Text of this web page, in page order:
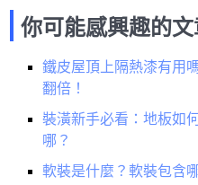
你可能感興趣的文
鐵皮屋頂上隔熱漆有用
翻倍！
裝潢新手必看：地板如
哪？
軟裝是什麼？軟裝包含